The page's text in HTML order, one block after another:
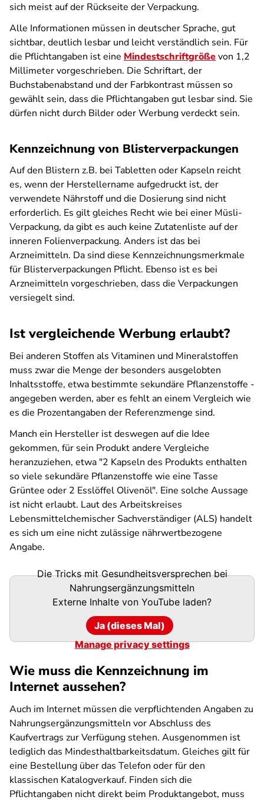
sich meist auf der Rückseite der Verpackung.
Alle Informationen müssen in deutscher Sprache, gut
sichtbar, deutlich lesbar und leicht verständlich sein. Für
die Pflichtangaben ist eine Mindestschriftgrößevon 1,2
Millimeter vorgeschrieben. Die Schriftart, der
Buchstabenabstand und der Farbkontrast müssen so
gewählt sein, dass die Pflichtangaben gut lesbar sind. Sie
dürfen nicht durch Bilder oder Werbung verdeckt sein.
Kennzeichnung von Blisterverpackungen
Auf den Blistern z.B. bei Tabletten oder Kapseln reicht
es, wenn der Herstellername aufgedruckt ist, der
verwendete Nährstoff und die Dosierung sind nicht
erforderlich. Es gilt gleiches Recht wie bei einer Müsli-
Verpackung, da gibt es auch keine Zutatenliste auf der
inneren Folienverpackung. Anders ist das bei
Arzneimitteln. Da sind diese Kennzeichnungsmerkmale
für Blisterverpackungen Pflicht. Ebenso ist es bei
Arzneimitteln vorgeschrieben, dass die Verpackungen
versiegelt sind.
Ist vergleichende Werbung erlaubt?
Bei anderen Stoffen als Vitaminen und Mineralstoffen
muss zwar die Menge der besonders ausgelobten
Inhaltsstoffe, etwa bestimmte sekundäre Pflanzenstoffe -
angegeben werden, aber es fehlt an einem Vergleich wie
es die Prozentangaben der Referenzmenge sind.
Manch ein Hersteller ist deswegen auf die Idee
gekommen, für sein Produkt andere Vergleiche
heranzuziehen, etwa "2 Kapseln des Produkts enthalten
so viele sekundäre Pflanzenstoffe wie eine Tasse
Grüntee oder 2 Esslöffel Olivenöl". Eine solche Aussage
ist nicht erlaubt. Laut des Arbeitskreises
Lebensmittelchemischer Sachverständiger (ALS) handelt
es sich um eine nicht zulässige nährwertbezogene
Angabe.
Die Tricks mit Gesundheitsversprechen bei
Nahrungsergänzungsmitteln
Externe Inhalte von YouTube laden?
Ja (dieses Mal)
Manage privacy settings
Wie muss die Kennzeichnung im
Internet aussehen?
Auch im Internet müssen die verpflichtenden Angaben zu
Nahrungsergänzungsmitteln vor Abschluss des
Kaufvertrags zur Verfügung stehen. Ausgenommen ist
lediglich das Mindesthaltbarkeitsdatum. Gleiches gilt für
eine Bestellung über das Telefon oder für den
klassischen Katalogverkauf. Finden sich die
Pflichtangaben nicht direkt beim Produktangebot, muss